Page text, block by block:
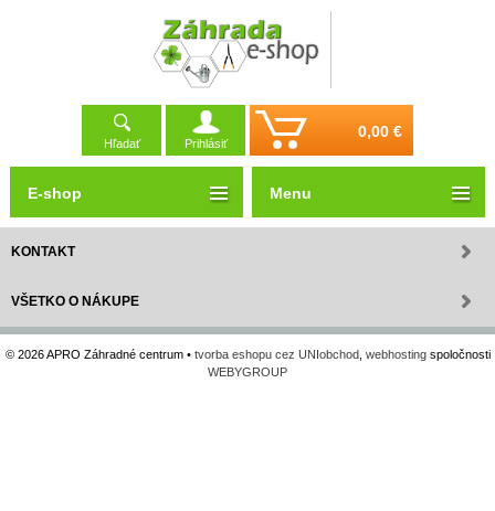
Hľadať Prihlásiť
0,00 €
E-shop Menu
KONTAKT
VŠETKO O NÁKUPE
© 2026 APRO Záhradné centrum • tvorba eshopu cez UNIobchod webhostingspoločnosti
WEBYGROUP